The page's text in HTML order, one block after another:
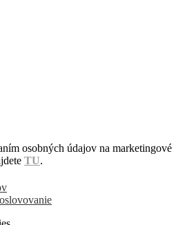
osobných údajov na marketingové
TU.